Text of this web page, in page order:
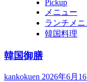
Pickup
メニュー
ランチメニ
韓国料理
韓国御膳
kankokuen 2026年6月16